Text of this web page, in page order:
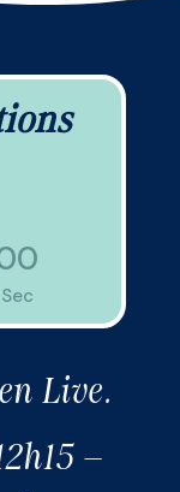
Sec
Live.
–